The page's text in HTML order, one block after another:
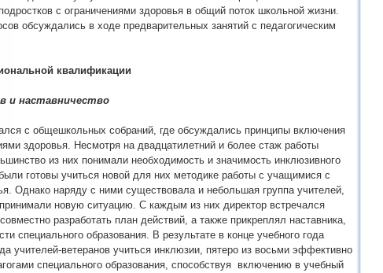
с ограничениями здоровья в общий поток школьной жизни.
обсуждались в ходе предварительных занятий с педагогическим
квалификации
и наставничество
с общешкольных собраний, где обсуждались принципы включения
здоровья. Несмотря на двадцатилетний и более стаж работы
из них понимали необходимость и значимость инклюзивного
готовы учиться новой для них методике работы с учащимися с
Однако наряду с ними существовала и небольшая группа учителей,
новую ситуацию. С каждым из них директор встречался
разработать план действий, а также прикреплял наставника,
специального образования. В результате в конце учебного года
учителей-ветеранов учиться инклюзии, пятеро из восьми эффективно
специального образования, способствуя включению в учебный